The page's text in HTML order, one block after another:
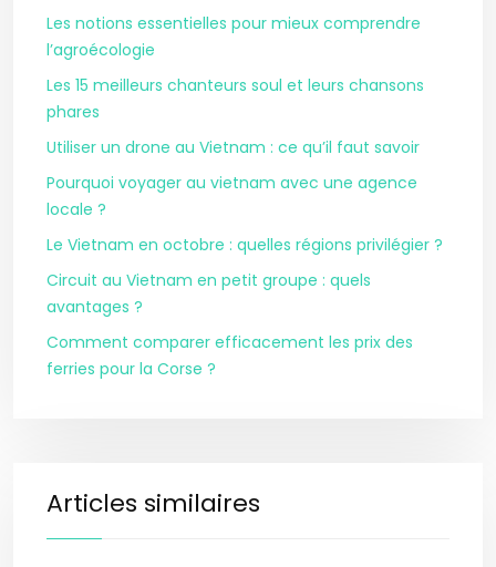
Les notions essentielles pour mieux comprendre
l’agroécologie
Les 15 meilleurs chanteurs soul et leurs chansons
phares
Utiliser un drone au Vietnam : ce qu’il faut savoir
Pourquoi voyager au vietnam avec une agence
locale ?
Le Vietnam en octobre : quelles régions privilégier ?
Circuit au Vietnam en petit groupe : quels
avantages ?
Comment comparer efficacement les prix des
ferries pour la Corse ?
Articles similaires